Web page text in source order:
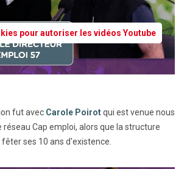
pour autoriser les vidéos Youtube
fut avec Carole Poirotqui est venue nous
réseau Cap emploi, alors que la structure
ses 10 ans d'existence.